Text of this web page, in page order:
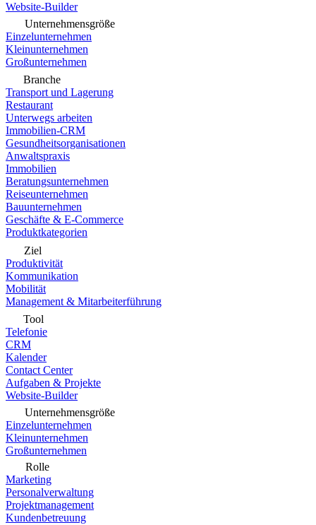
Website-Builder
Unternehmensgröße
Einzelunternehmen
Kleinunternehmen
Großunternehmen
Branche
Transport und Lagerung
Restaurant
Unterwegs arbeiten
Immobilien-CRM
Gesundheitsorganisationen
Anwaltspraxis
Immobilien
Beratungsunternehmen
Reiseunternehmen
Bauunternehmen
Geschäfte & E-Commerce
Produktkategorien
Ziel
Produktivität
Kommunikation
Mobilität
Management & Mitarbeiterführung
Tool
Telefonie
CRM
Kalender
Contact Center
Aufgaben & Projekte
Website-Builder
Unternehmensgröße
Einzelunternehmen
Kleinunternehmen
Großunternehmen
Rolle
Marketing
Personalverwaltung
Projektmanagement
Kundenbetreuung